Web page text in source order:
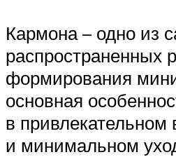
Кармона – одно из
распространенных
формирования
основная
в
и минимальном